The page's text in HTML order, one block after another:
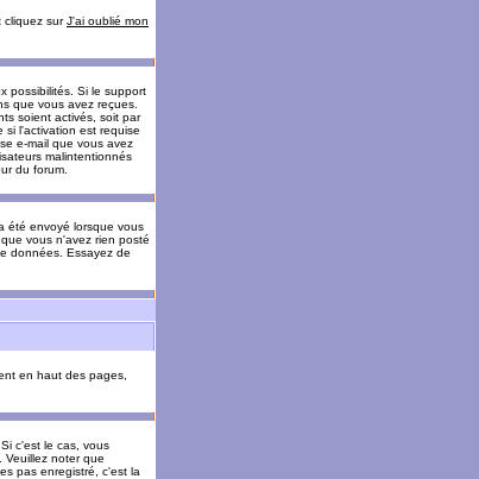
cliquez surJ'ai oublié mon
possibilités. Si le support
que vous avez reçues.
soient activés, soit par
si l'activation est requise
e-mail que vous avez
malintentionnés
du forum.
été envoyé lorsque vous
vous n'avez rien posté
données. Essayez de
en haut des pages,
c'est le cas, vous
Veuillez noter que
pas enregistré, c'est la